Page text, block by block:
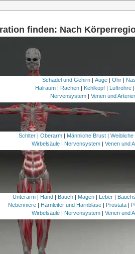
finden: Nach
Schädel und Gehirn |Auge |Ohr |
Halraum | Rachen | Kehlkopf | Luftröhre
Nervensystem| Venen und
Schlter |Oberarm Männliche Brust |
Wirbelsäule| Nervensystem| Venen und
Unterarm | Hand | Bauch | Magen | Leber |
Nebenniere | Harnleiter und Harnblase | Prostata |
Wirbelsäule| Nervensystem| Venen und